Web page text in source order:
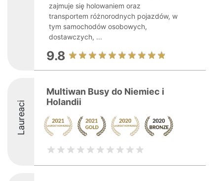
zajmuje się holowaniem oraz
transportem różnorodnych pojazdów, w
tym samochodów osobowych,
dostawczych, ...
9.8
Laureaci
Multiwan Busy do Niemiec i
Holandii